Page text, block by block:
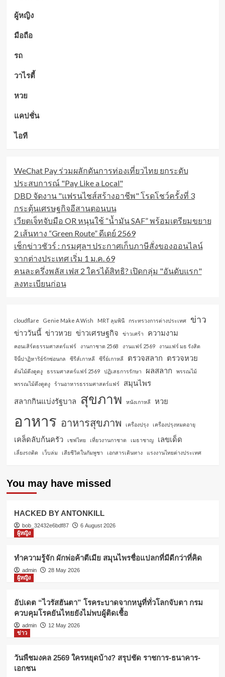
ผู้หญิง
มือถือ
รถ
วาไรตี้
หวย
แคปชั่น
ไอที
WeChat Pay ร่วมผลักดันการท่องเที่ยวไทย ยกระดับ
ประสบการณ์ "Pay Like a Local"
DBD จัดงาน "แฟรนไชส์สร้างอาชีพ" โรดโชว์ครั้งที่ 3
กระตุ้นเศรษฐกิจอีสานตอนบน
เวียตเจ็ทจับมือ OR หนุนใช้ “น้ำมัน SAF” พร้อมเตรียมขยาย
2 เส้นทาง “Green Route” ดีเดย์ 2569
เช็กข่าวชัวร์ : กรมศุลฯ ประกาศเก็บภาษีสั่งของออนไลน์
จากต่างประเทศ เริ่ม 1 ม.ค. 69
คนละครึ่งพลัส เฟส 2 ใครได้สิทธิ? เปิดกลุ่ม "อันดับแรก"
ลงทะเบียนก่อน
cloudflare Genie Make A Wish MRT ลุมพินี กระทรวงการต่างประเทศ ข่าว
ข่าววันนี้ ข่าวหวย ข่าวเศรษฐกิจ ข่าวเศร้า ความงาม
คอนเสิร์ตธรรมศาสตร์แฟร์ งานกาชาด 2568 งานแฟร์ 2569
งานแฟร์ มธ รังสิต
จีนี่ปาฏิหาริย์รักซ่อนกล
ซีรีส์เกาหลี ซีรี่ย์เกาหลี ตรวจสลาก ตรวจหวย
ต้นไม้ดึงดูดงู ธรรมศาสตร์แฟร์ 2569 ปฏิเสธการรักษา ผลสลาก
พรรณไม้
พรรณไม้ดึงดูดงู
ร้านอาหารธรรมศาสตร์แฟร์
สมุนไพร
สลากกินแบ่งรัฐบาล สุขภาพ หนังเกาหลี หวย
อาหาร อาหารสุขภาพ เครื่องปรุง เครื่องปรุงหมดอายุ
เคล็ดลับก้นครัว เชฟไทย เที่ยวงานกาชาด เมธาชาญ เลขเด็ด
เลี่ยงรถติด เว็บล่ม เสียชีวิตในกัมพูชา เอกสารเดินทาง แรงงานไทยต่างประเทศ
You may have missed
HACKED BY ANTONKILL
bob_32432e6bdf87
6 August 2026
ผู้หญิง
ทำความรู้จัก ผักพ่อค้าตีเมีย สมุนไพรชื่อแปลกที่มีดีกว่าที่คิด
admin
28 May 2026
ผู้หญิง
อัปเดต “ไวรัสฮันตา” โรคระบาดจากหนูที่ทั่วโลกจับตา กรม
ควบคุมโรคยันไทยยังไม่พบผู้ติดเชื้อ
admin
12 May 2026
ข่าว
วันพืชมงคล 2569 ใครหยุดบ้าง? สรุปชัด ราชการ-ธนาคาร-
เอกชน